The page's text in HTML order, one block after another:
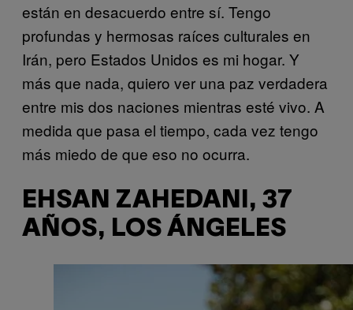
están en desacuerdo entre sí. Tengo
profundas y hermosas raíces culturales en
Irán, pero Estados Unidos es mi hogar. Y
más que nada, quiero ver una paz verdadera
entre mis dos naciones mientras esté vivo. A
medida que pasa el tiempo, cada vez tengo
más miedo de que eso no ocurra.
EHSAN ZAHEDANI, 37
AÑOS, LOS ÁNGELES